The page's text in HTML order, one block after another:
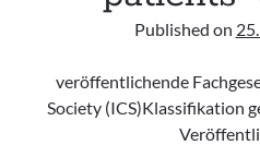
Published on
veröffentlichende
Society (ICS)Klassifikation